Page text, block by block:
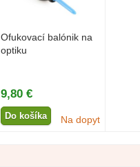
Ofukovací balónik na
optiku
9,80 €
Do košíka Na dopyt